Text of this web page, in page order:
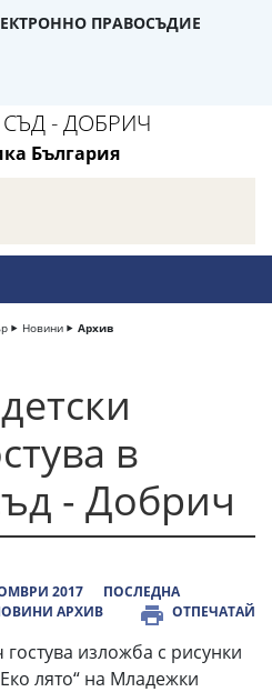
ПРАВОСЪДИЕ
- ДОБРИЧ
България
Новини Архив
в
- Добрич
2017
ПОСЛЕДНА
АРХИВ ОТПЕЧАТАЙ
изложба с рисунки
лято“ на Младежки